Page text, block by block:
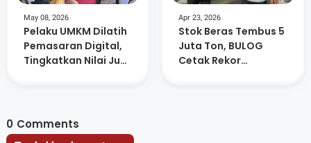
May 08, 2026
Pelaku UMKM Dilatih
Pemasaran Digital,
Tingkatkan Nilai Jual
Apr 23, 2026
Stok Beras Tembus 5
Juta Ton, BULOG
Cetak Rekor
0 Comments